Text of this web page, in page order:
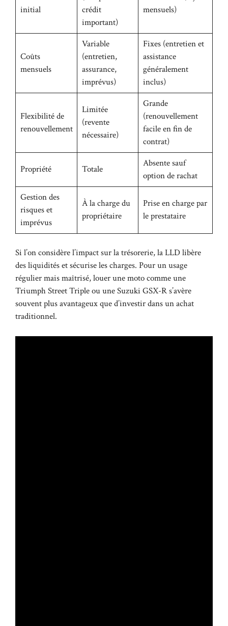
initial
crédit
important)
mensuels)
Coûts
mensuels
Variable
(entretien,
assurance,
imprévus)
Fixes (entretien et
assistance
généralement
inclus)
Flexibilité de
renouvellement
Limitée
(revente
nécessaire)
Grande
(renouvellement
facile en fin de
contrat)
Propriété Totale
Absente sauf
option de rachat
Gestion des
risques et
imprévus
À la charge du
propriétaire
Prise en charge par
le prestataire
Si l’on considère l’impact sur la trésorerie, la LLD libère
des liquidités et sécurise les charges. Pour un usage
régulier mais maîtrisé, louer une moto comme une
Triumph Street Triple ou une Suzuki GSX-R s’avère
souvent plus avantageux que d’investir dans un achat
traditionnel.